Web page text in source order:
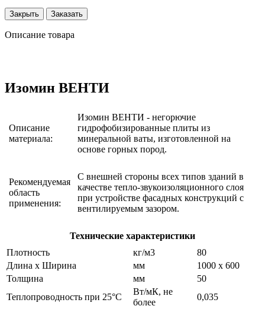
Закрыть Заказать
Описание товара
Изомин ВЕНТИ
Описание
материала:
Изомин ВЕНТИ - негорючие
гидрофобизированные плиты из
минеральной ваты, изготовленной на
основе горных пород.
Рекомендуемая
область
применения:
С внешней стороны всех типов зданий в
качестве тепло-звукоизоляционного слоя
при устройстве фасадных конструкций с
вентилируемым зазором.
Технические характеристики
Плотность
кг/м3
80
Длина х Ширина
мм
1000 х 600
Толщина
мм
50
Теплопроводность при 25°С
Вт/мК, не
более
0,035